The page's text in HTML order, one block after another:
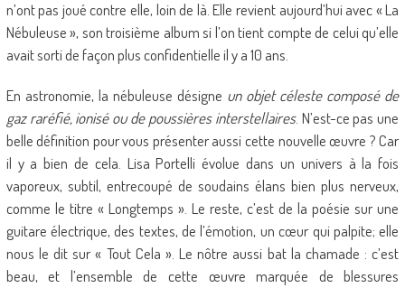
n’ont pas joué contre elle, loin de là. Elle revient aujourd’hui avec « La
Nébuleuse », son troisième album si l’on tient compte de celui qu’elle
avait sorti de façon plus confidentielle il y a 10 ans.
En astronomie, la nébuleuse désigne un objet céleste composé de
gaz raréfié, ionisé ou de poussières interstellaires. N’est-ce pas une
belle définition pour vous présenter aussi cette nouvelle œuvre ? Car
il y a bien de cela. Lisa Portelli évolue dans un univers à la fois
vaporeux, subtil, entrecoupé de soudains élans bien plus nerveux,
comme le titre « Longtemps ». Le reste, c’est de la poésie sur une
guitare électrique, des textes, de l’émotion, un cœur qui palpite; elle
nous le dit sur « Tout Cela ». Le nôtre aussi bat la chamade : c’est
beau, et l’ensemble de cette œuvre marquée de blessures